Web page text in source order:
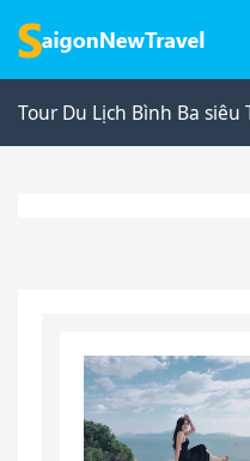
Tour Du Lịch Bình Ba siêu